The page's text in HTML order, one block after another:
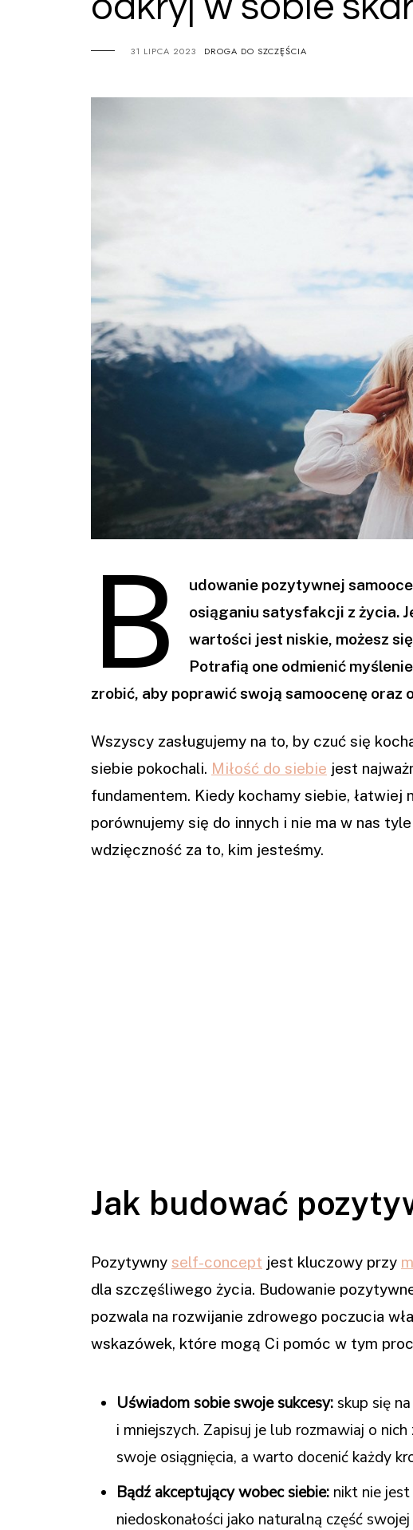
31 LIPCA 2023 DROGA DO SZCZĘŚCIA
B
udowanie pozytywnej
osiąganiu satysfakcji z życia.
wartości jest niskie, możesz
Potrafią one odmienić
zrobić, aby poprawić swoją samoocenę
Wszyscy zasługujemy na to, by czuć się
siebie pokochali. Miłość do siebie jest
fundamentem. Kiedy kochamy siebie, łatwiej
porównujemy się do innych i nie ma w nas
wdzięczność za to, kim jesteśmy.
Jak budować
Pozytywny self-concept jest kluczowy przy
dla szczęśliwego życia. Budowanie
pozwala na rozwijanie zdrowego poczucia
wskazówek, które mogą Ci pomóc w tym
Uświadom sobie swoje sukcesy:skup się
i mniejszych. Zapisuj je lub rozmawiaj o
swoje osiągnięcia, a warto docenić każdy
Bądź akceptujący wobec siebie: nikt nie
niedoskonałości jako naturalną część